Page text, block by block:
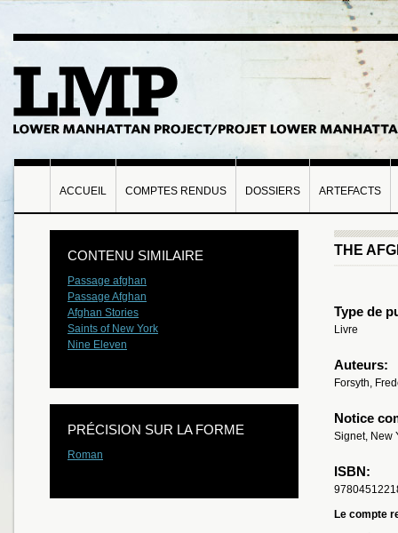
ACCUEIL COMPTES RENDUS DOSSIERS ARTEFACTS
THE
Type de
Livre
Auteurs:
Forsyth,
Notice
Signet, New
ISBN:
Le compte
CONTENU SIMILAIRE
Passage afghan
Passage Afghan
Afghan Stories
Saints of New York
Nine Eleven
PRÉCISION SUR LA FORME
Roman